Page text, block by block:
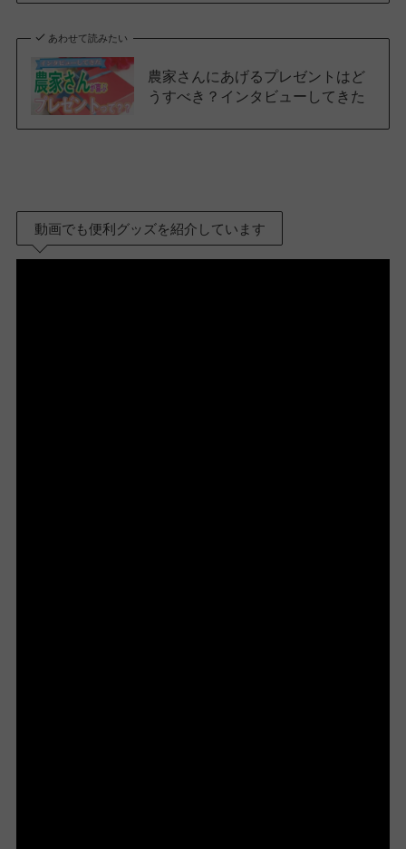
あわせて読みたい
農家さんにあげるプレゼントはど
うすべき？インタビューしてきた
動画でも便利グッズを紹介しています